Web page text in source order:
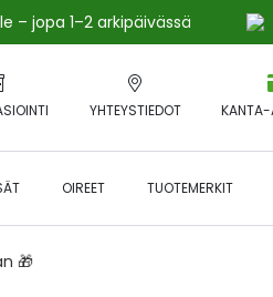
– jopa 1–2 arkipäivässä
YHTEYSTIEDOT KANTA-
OIREET TUOTEMERKIT
🎁